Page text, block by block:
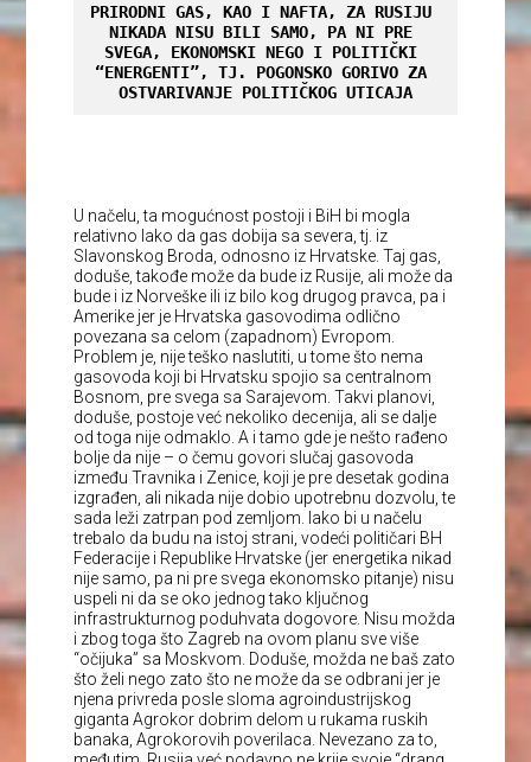
PRIRODNI GAS, KAO I NAFTA, ZA RUSIJU
NIKADA NISU BILI SAMO, PA NI PRE
SVEGA, EKONOMSKI NEGO I POLITIČKI
“ENERGENTI”, TJ. POGONSKO GORIVO ZA
OSTVARIVANJE POLITIČKOG UTICAJA
U načelu, ta mogućnost postoji i BiH bi mogla
relativno lako da gas dobija sa severa, tj. iz
Slavonskog Broda, odnosno iz Hrvatske. Taj gas,
doduše, takođe može da bude iz Rusije, ali može da
bude i iz Norveške ili iz bilo kog drugog pravca, pa i
Amerike jer je Hrvatska gasovodima odlično
povezana sa celom (zapadnom) Evropom.
Problem je, nije teško naslutiti, u tome što nema
gasovoda koji bi Hrvatsku spojio sa centralnom
Bosnom, pre svega sa Sarajevom. Takvi planovi,
doduše, postoje već nekoliko decenija, ali se dalje
od toga nije odmaklo. A i tamo gde je nešto rađeno
bolje da nije – o čemu govori slučaj gasovoda
između Travnika i Zenice, koji je pre desetak godina
izgrađen, ali nikada nije dobio upotrebnu dozvolu, te
sada leži zatrpan pod zemljom. Iako bi u načelu
trebalo da budu na istoj strani, vodeći političari BH
Federacije i Republike Hrvatske (jer energetika nikad
nije samo, pa ni pre svega ekonomsko pitanje) nisu
uspeli ni da se oko jednog tako ključnog
infrastrukturnog poduhvata dogovore. Nisu možda
i zbog toga što Zagreb na ovom planu sve više
“očijuka” sa Moskvom. Doduše, možda ne baš zato
što želi nego zato što ne može da se odbrani jer je
njena privreda posle sloma agroindustrijskog
giganta Agrokor dobrim delom u rukama ruskih
banaka, Agrokorovih poverilaca. Nevezano za to,